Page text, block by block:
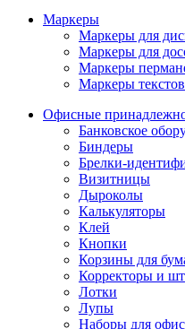
Маркеры
Маркеры для
Маркеры для
Маркеры
Маркеры
Офисные
Банковское
Биндеры
Брелки-
Визитницы
Дыроколы
Калькуляторы
Клей
Кнопки
Корзины для
Корректоры и
Лотки
Лупы
Наборы для